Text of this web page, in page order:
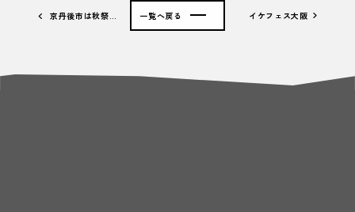
京丹後市は秋祭… イケフェス大阪
一覧へ戻る